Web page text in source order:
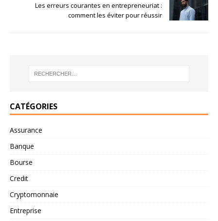
Les erreurs courantes en entrepreneuriat :
comment les éviter pour réussir
CATÉGORIES
Assurance
Banque
Bourse
Credit
Cryptomonnaie
Entreprise